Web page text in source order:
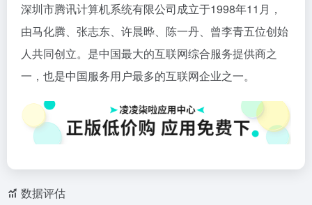
深圳市腾讯计算机系统有限公司成立于1998年11月，
由马化腾、张志东、许晨晔、陈一丹、曾李青五位创始
人共同创立。是中国最大的互联网综合服务提供商之
一，也是中国服务用户最多的互联网企业之一。
数据评估